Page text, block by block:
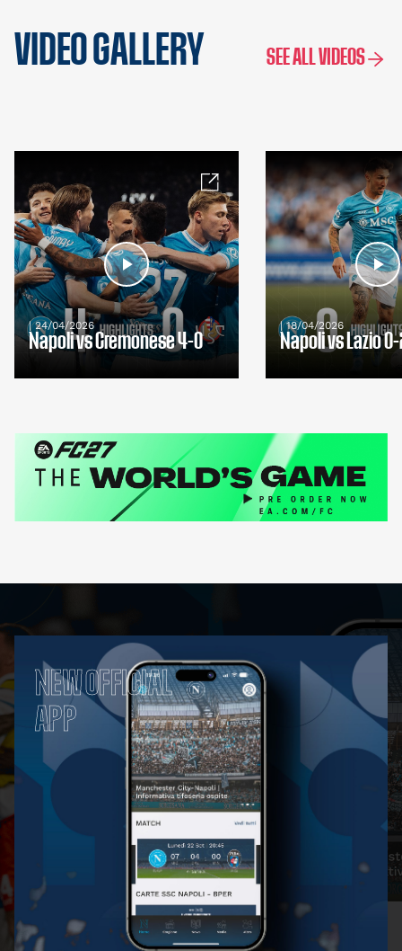
VIDEO GALLERY SEE ALL VIDEOS
| 24/04/2026
Napoli vs Cremonese 4-0
| 18/04/2026
Napoli vs Lazio
NEW OFFICIAL
APP